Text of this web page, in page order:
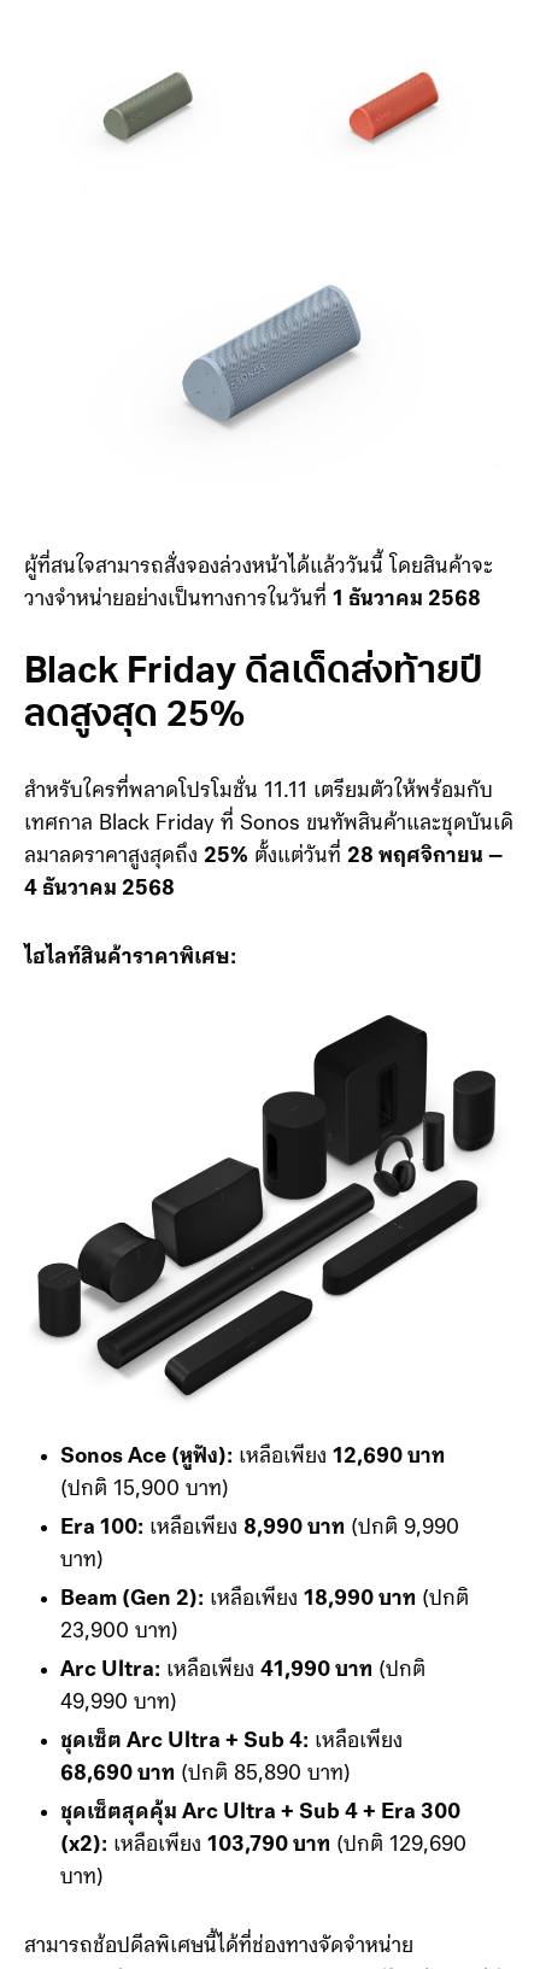
ผู้ที่สนใจสามารถสั่งจองล่วงหน้าได้แล้ววันนี้ โดยสินค้าจะ
วางจำหน่ายอย่างเป็นทางการในวันที่ 1 ธันวาคม 2568
Black Friday ดีลเด็ดส่งท้ายปี
ลดสูงสุด 25%
สำหรับใครที่พลาดโปรโมชั่น 11.11 เตรียมตัวให้พร้อมกับ
เทศกาล Black Friday ที่ Sonos ขนทัพสินค้าและชุดบันเดิ
ลมาลดราคาสูงสุดถึง 25% ตั้งแต่วันที่ 28 พฤศจิกายน –
4 ธันวาคม 2568
ไฮไลท์สินค้าราคาพิเศษ:
Sonos Ace (หูฟัง): เหลือเพียง 12,690 บาท
(ปกติ 15,900 บาท)
Era 100: เหลือเพียง 8,990 บาท (ปกติ 9,990
บาท)
Beam (Gen 2): เหลือเพียง 18,990 บาท (ปกติ
23,900 บาท)
Arc Ultra: เหลือเพียง 41,990 บาท (ปกติ
49,990 บาท)
ชุดเซ็ต Arc Ultra + Sub 4: เหลือเพียง
68,690 บาท (ปกติ 85,890 บาท)
ชุดเซ็ตสุดคุ้ม Arc Ultra + Sub 4 + Era 300
(x2): เหลือเพียง 103,790 บาท (ปกติ 129,690
บาท)
สามารถช้อปดีลพิเศษนี้ได้ที่ช่องทางจัดจำหน่าย